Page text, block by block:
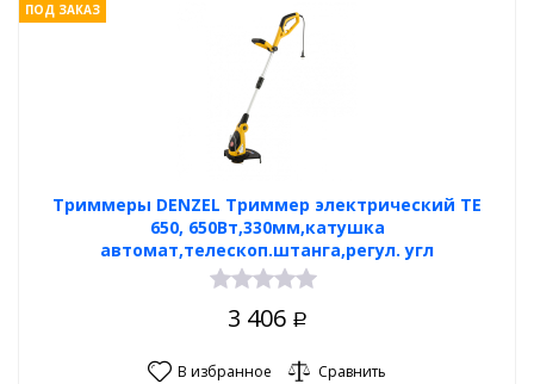
Триммеры DENZEL Триммер электрический TE
650, 650Вт,330мм,катушка
автомат,телескоп.штанга,регул. угл
ПОД ЗАКАЗ
3 406 Р
В избранное Сравнить